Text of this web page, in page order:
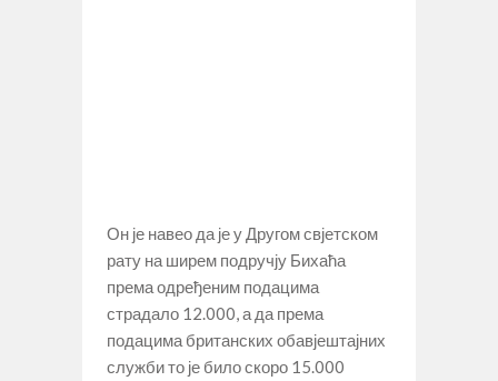
Он је навео да је у Другом свјетском
рату на ширем подручју Бихаћа
према одређеним подацима
страдало 12.000, а да према
подацима британских обавјештајних
служби то је било скоро 15.000